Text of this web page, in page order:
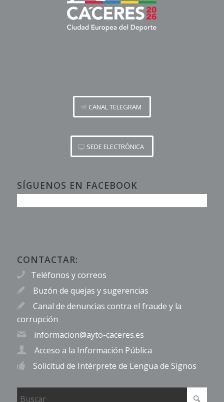
CANAL TELEGRAM
SEDE ELECTRÓNICA
SÍGUENOS EN FACEBOOK
CONTACTAR:
Teléfonos y correos
Buzón de quejas y sugerencias
Canal de denuncias contra el fraude y la
corrupción
informacion@ayto-caceres.es
Acceso a la Información Pública
Solicitud de Intérprete de Lengua de Signos